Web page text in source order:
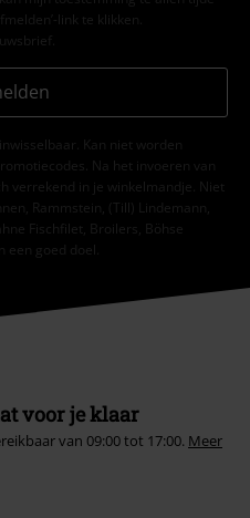
link te klikken.
Kan niet worden
Na het invoeren van
verrekend in je winkelmandje. Niet
Rammstein, (Till) Lindemann,
Fischfilet, Broilers, Böhse
een goed doel.
voor je klaar
van 09:00 tot 17:00. Meer